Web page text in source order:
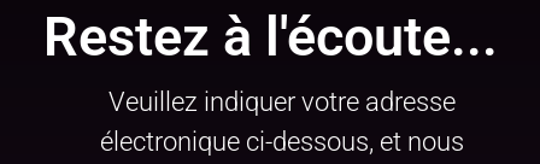
Restez à l'écoute...
Veuillez indiquer votre adresse
électronique ci-dessous, et nous